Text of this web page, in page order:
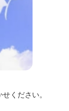
ください。